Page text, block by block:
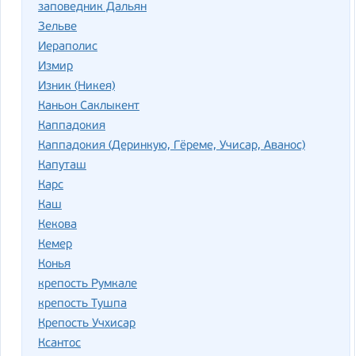
заповедник Дальян
Зельве
Иераполис
Измир
Изник (Никея)
Каньон Саклыкент
Каппадокия
Каппадокия (Деринкую, Гёреме, Учисар, Аванос)
Капуташ
Карс
Каш
Кекова
Кемер
Конья
крепость Румкале
крепость Тушпа
Крепость Учхисар
Ксантос